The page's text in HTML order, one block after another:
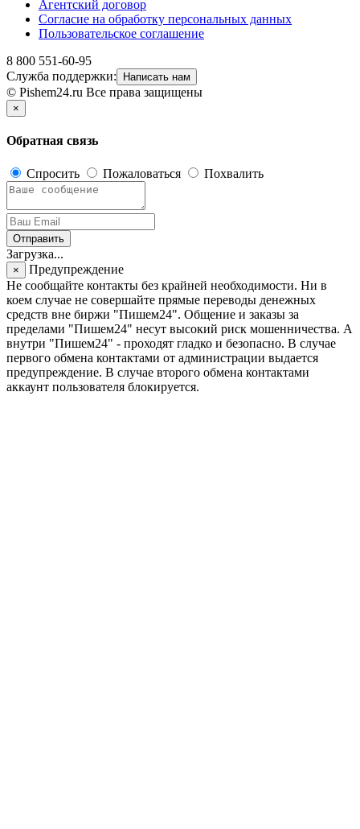
Агентский договор
Согласие на обработку персональных данных
Пользовательское соглашение
8 800 551-60-95
Служба поддержки:
Написать нам
© Pishem24.ru Все права защищены
×
Обратная связь
Спросить Пожаловаться Похвалить
Отправить
Загрузка...
×
Предупреждение
Не сообщайте контакты без крайней необходимости. Ни в
коем случае не совершайте прямые переводы денежных
средств вне биржи "Пишем24". Общение и заказы за
пределами "Пишем24" несут высокий риск мошенничества. А
внутри "Пишем24" - проходят гладко и безопасно. В случае
первого обмена контактами от администрации выдается
предупреждение. В случае второго обмена контактами
аккаунт пользователя блокируется.